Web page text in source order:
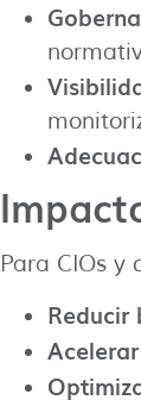
Para CIOs y
Reducir